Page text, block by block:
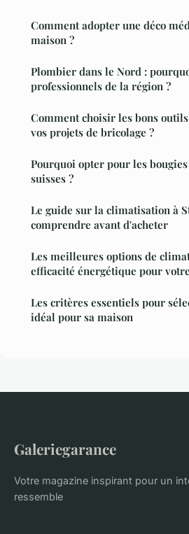
Comment adopter une déco
maison ?
Plombier dans le Nord :
professionnels de la région ?
Comment choisir les bons
vos projets de bricolage ?
Pourquoi opter pour les
suisses ?
Le guide sur la climatisation à
comprendre avant d'acheter
Les meilleures options de
efficacité énergétique pour
Les critères essentiels pour
idéal pour sa maison
Galeriegarance
Votre magazine inspirant pour un
ressemble